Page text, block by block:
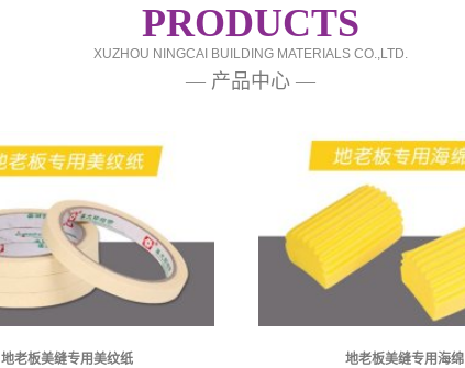
PRODUCTS
XUZHOU NINGCAI BUILDING MATERIALS CO.,LTD.
— 产品中心 —
地老板美缝专用美纹纸 地老板美缝专用海绵